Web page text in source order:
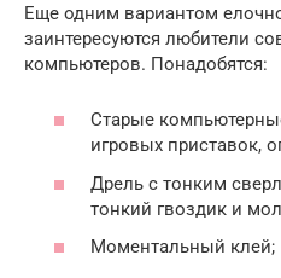
Еще одним вариантом
заинтересуются любители
компьютеров. Понадобятся:
Старые
игровых приставок,
Дрель с тонким
тонкий гвоздик и
Моментальный клей;